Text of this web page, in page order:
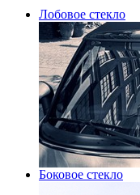
Лобовое стекло
Боковое стекло